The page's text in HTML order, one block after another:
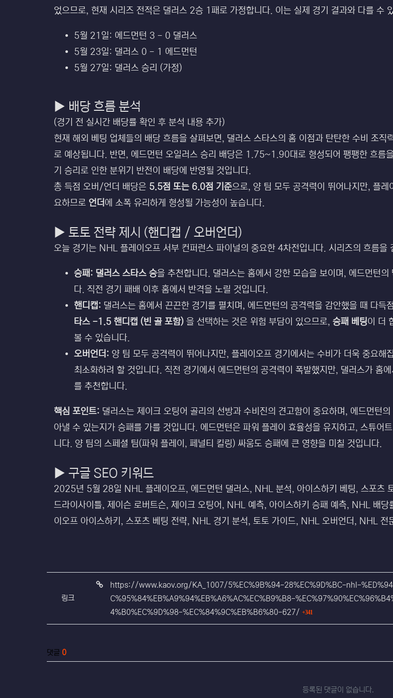
었으므로, 현재 시리즈 전적은 댈러스 2승 1패로 가정합니다. 이는 실제 경기 결과와 다를 수
5월 21일: 에드먼턴 3 - 0 댈러스
5월 23일: 댈러스 0 - 1 에드먼턴
5월 27일: 댈러스 승리 (가정)
▶ 배당 흐름 분석
(경기 전 실시간 배당률 확인 후 분석 내용 추가)
현재 해외 베팅 업체들의 배당 흐름을 살펴보면, 댈러스 스타스의 홈 이점과 탄탄한 수비 조
로 예상됩니다. 반면, 에드먼턴 오일러스 승리 배당은 1.75~1.90대로 형성되어 팽팽한 흐름
기 승리로 인한 분위기 반전이 배당에 반영될 것입니다.
총 득점 오버/언더 배당은 5.5점 또는 6.0점 기준으로, 양 팀 모두 공격력이 뛰어나지만, 플
요하므로 언더 에 소폭 유리하게 형성될 가능성이 높습니다.
▶ 토토 전략 제시 (핸디캡 / 오버언더)
오늘 경기는 NHL 플레이오프 서부 컨퍼런스 파이널의 중요한 4차전입니다. 시리즈의 흐름을
승패: 댈러스 스타스 승을 추천합니다. 댈러스는 홈에서 강한 모습을 보이며, 에드먼턴
다. 직전 경기 패배 이후 홈에서 반격을 노릴 것입니다.
핸디캡: 댈러스는 홈에서 끈끈한 경기를 펼치며, 에드먼턴의 공격력을 감안했을 때 다
타스 -1.5 핸디캡 (빈 골 포함) 을 선택하는 것은 위험 부담이 있으므로, 승패 베팅이 더
볼 수 있습니다.
오버언더: 양 팀 모두 공격력이 뛰어나지만, 플레이오프 경기에서는 수비가 더욱 중요
최소화하려 할 것입니다. 직전 경기에서 에드먼턴의 공격력이 폭발했지만, 댈러스가 홈
를 추천합니다.
핵심 포인트: 댈러스는 제이크 오팅어 골리의 선방과 수비진의 견고함이 중요하며, 에드먼턴
아낼 수 있는지가 승패를 가를 것입니다. 에드먼턴은 파워 플레이 효율성을 유지하고, 스튜어
니다. 양 팀의 스페셜 팀(파워 플레이, 페널티 킬링) 싸움도 승패에 큰 영향을 미칠 것입니다.
▶ 구글 SEO 키워드
2025년 5월 28일 NHL 플레이오프, 에드먼턴 댈러스, NHL 분석, 아이스하키 베팅, 스포츠
드라이사이틀, 제이슨 로버트슨, 제이크 오팅어, NHL 예측, 아이스하키 승패 예측, NHL 배
이오프 아이스하키, 스포츠 베팅 전략, NHL 경기 분석, 토토 가이드, NHL 오버언더, NHL 전
링크
https://www.kaov.org/KA_1007/5%EC%9B%94-28%EC%9D%BC-nhl-
C%95%84%EB%A9%94%EB%A6%AC%EC%B9%B8-
4%B0%EC%9D%98-%EC%84%9C%EB%B6%80-627/
341
댓글 0
등록된 댓글이 없습니다.